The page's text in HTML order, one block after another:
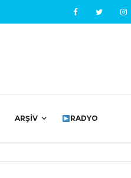
ARŞIV RADYO